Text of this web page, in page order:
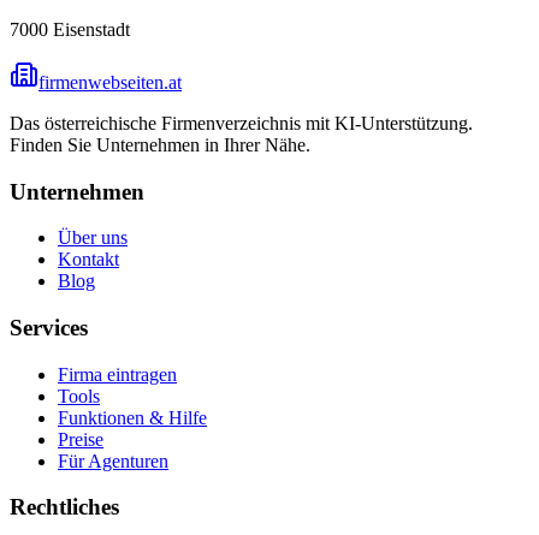
7000 Eisenstadt
firmenwebseiten.at
Das österreichische Firmenverzeichnis mit KI-Unterstützung.
Finden Sie Unternehmen in Ihrer Nähe.
Unternehmen
Über uns
Kontakt
Blog
Services
Firma eintragen
Tools
Funktionen & Hilfe
Preise
Für Agenturen
Rechtliches